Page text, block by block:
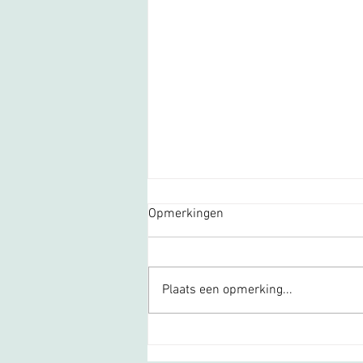
Kick off @ De Kruin!
Opmerkingen
Plaats een opmerking...